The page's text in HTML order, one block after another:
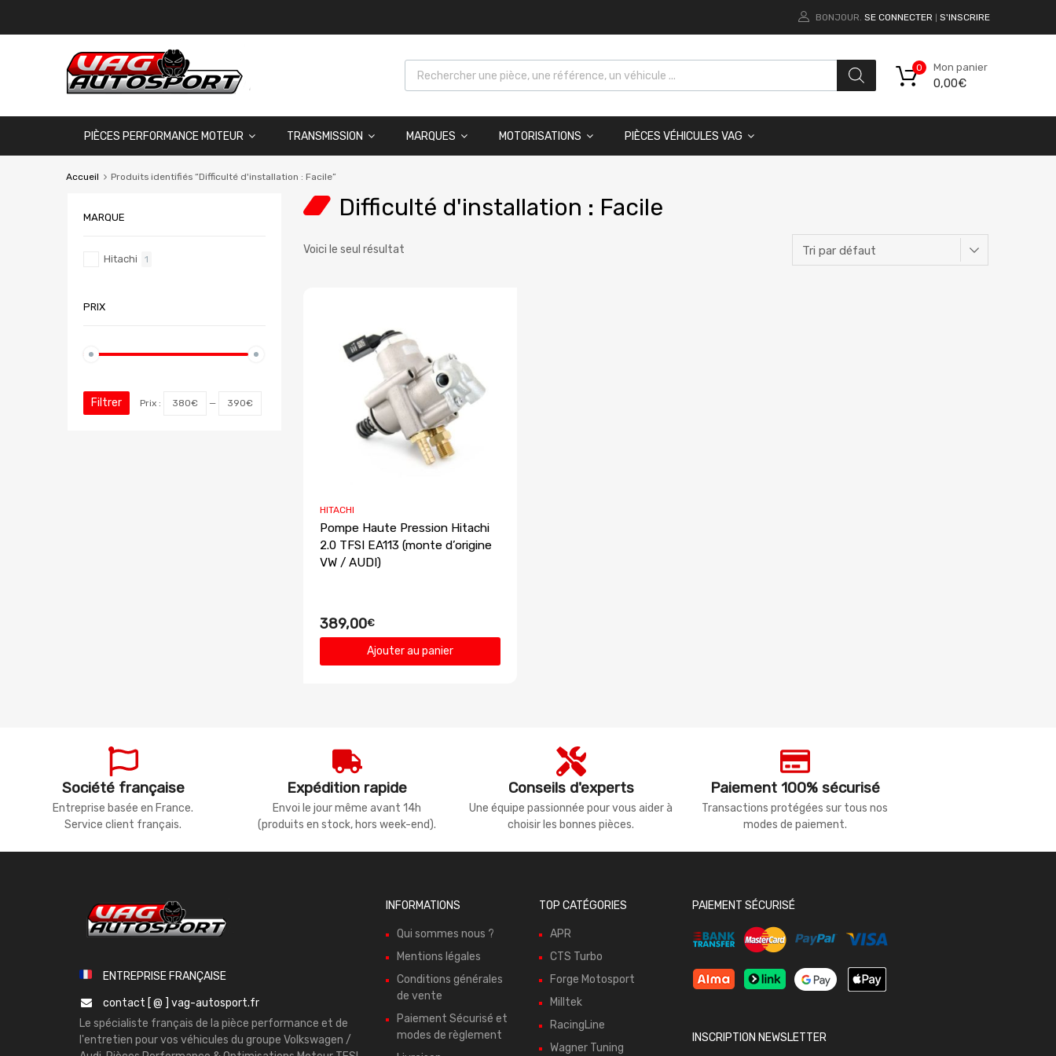
BONJOUR. SE CONNECTER S'INSCRIRE
Mon panier
0,00€
0
PIÈCES PERFORMANCE MOTEUR TRANSMISSION MARQUES MOTORISATIONS PIÈCES VÉHICULES VAG
Accueil Produits identifiés “Difficulté d'installation : Facile”
Difficulté d'installation : Facile
Voici le seul résultat
HITACHI
Pompe Haute Pression Hitachi
2.0 TFSI EA113 (monte d’origine
VW / AUDI)
389,00€
Ajouter au panier
MARQUE
Hitachi 1
PRIX
Filtrer Prix : 380€ — 390€
Société française
Entreprise basée en France.
Service client français.
Expédition rapide
Envoi le jour même avant 14h
(produits en stock, hors week-end).
Conseils d'experts
Une équipe passionnée pour vous aider à
choisir les bonnes pièces.
Paiement 100% sécurisé
Transactions protégées sur tous nos
modes de paiement.
ENTREPRISE FRANÇAISE
contact [ @ ] vag-autosport.fr
Le spécialiste français de la pièce performance et de
l'entretien pour vos véhicules du groupe Volkswagen /
INFORMATIONS
Qui sommes nous ?
Mentions légales
Conditions générales
de vente
Paiement Sécurisé et
modes de règlement
TOP CATÉGORIES
APR
CTS Turbo
Forge Motosport
Milltek
RacingLine
Wagner Tuning
PAIEMENT SÉCURISÉ
INSCRIPTION NEWSLETTER